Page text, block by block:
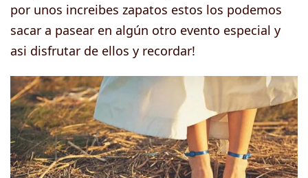
por unos increibes zapatos estos los podemos
sacar a pasear en algún otro evento especial y
asi disfrutar de ellos y recordar!